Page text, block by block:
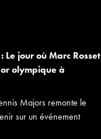
jour où Marc Rosset
olympique à
Majors remonte le
sur un événement